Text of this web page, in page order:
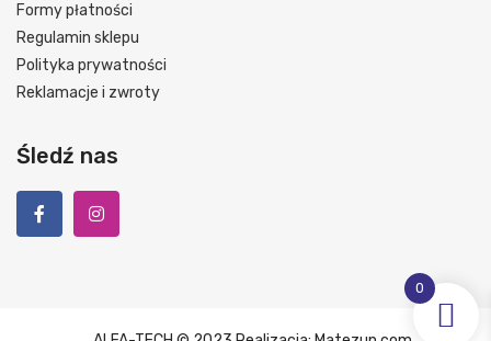
Formy płatności
Regulamin sklepu
Polityka prywatności
Reklamacje i zwroty
Śledź nas
0